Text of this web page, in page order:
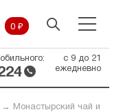
0 ₽
с 9 до 21
ежедневно
→
Монастырский чай и